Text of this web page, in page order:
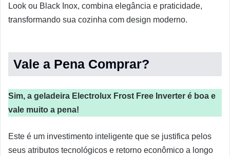
Look ou Black Inox, combina elegância e praticidade,
transformando sua cozinha com design moderno.
Vale a Pena Comprar?
Sim, a geladeira Electrolux Frost Free Inverter é boa e
vale muito a pena!
Este é um investimento inteligente que se justifica pelos
seus atributos tecnológicos e retorno econômico a longo